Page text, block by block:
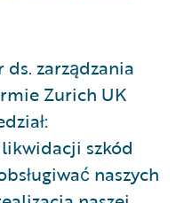
zarządzania
Zurich UK
szkód
naszych